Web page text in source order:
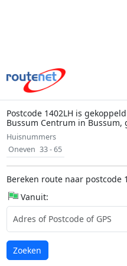
Postcode 1402LH is
Bussum Centrum in Bussum,
Huisnummers
Oneven 33 - 65
Bereken route naar postcode
Vanuit:
Laden...
Zoeken